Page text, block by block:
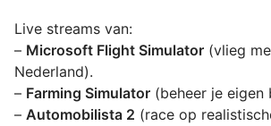
Live streams van:
– Microsoft Flight Simulator (vlieg
Nederland).
– Farming Simulator (beheer je eigen
– Automobilista 2 (race op